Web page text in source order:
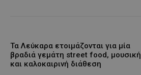
Τα Λεύκαρα ετοιμάζονται για μία
βραδιά γεμάτη street food, μουσική
και καλοκαιρινή διάθεση